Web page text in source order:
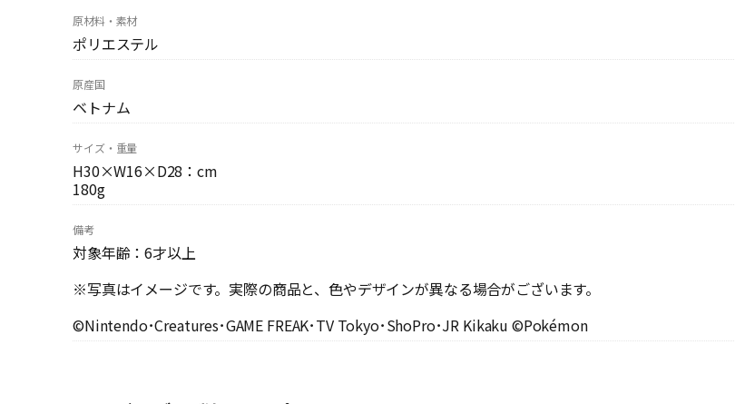
原材料・素材
ポリエステル
原産国
ベトナム
サイズ・重量
H30×W16×D28：cm
180g
備考
対象年齢：6才以上
※写真はイメージです。実際の商品と、色やデザインが異なる場合がございます。
©Nintendo･Creatures･GAME FREAK･TV Tokyo･ShoPro･JR Kikaku ©Pokémon